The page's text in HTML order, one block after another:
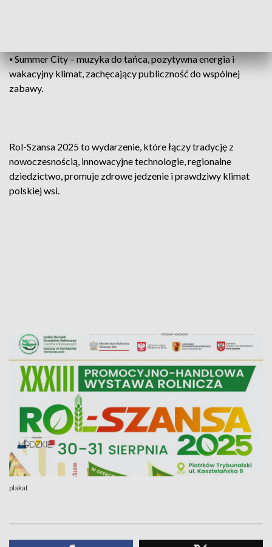
⦁ Summer City – muzyka do tańca, pozytywna energia i
wakacyjny klimat, zachęcający publiczność do wspólnej
zabawy.
Rol-Szansa 2025 to wydarzenie, które łączy tradycję z
nowoczesnością, innowacyjne technologie, regionalne
dziedzictwo, promuje zdrowe jedzenie i prawdziwy klimat
polskiej wsi.
plakat